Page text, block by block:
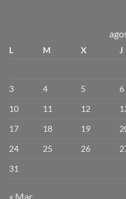
L M X J
3
4 5 6
10
11 12
17
18 19
24
25 26
31
« Mar